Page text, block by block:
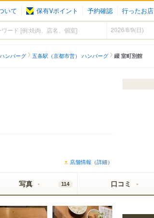
いて 保有Vポイント 予約確認 行ったお店
ンバーグ 五条駅（京都市営） ハンバーグ 綴 室町別館
店舗情報（詳細）
写真 114 口コミ